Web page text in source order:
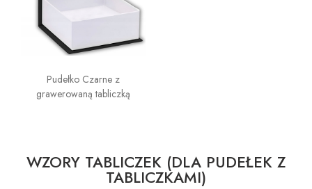
Pudełko Czarne z
grawerowaną tabliczką
WZORY TABLICZEK (DLA PUDEŁEK Z
TABLICZKAMI)